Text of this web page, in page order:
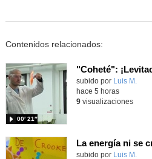
Contenidos relacionados:
"Coheté":
Contenido educativo.
subido por Luis M.
00′ 21″
hace 5 horas
9visualizaciones
Contenido educativo.
subido por Luis M.